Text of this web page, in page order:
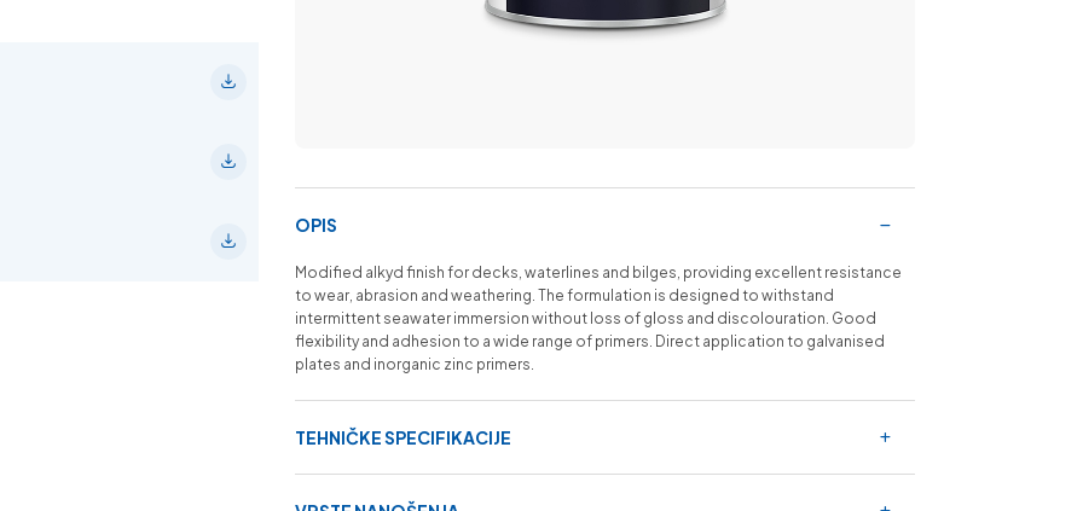
OPIS
Modified alkyd finish for decks, waterlines and bilges, providing excellent resistance
to wear, abrasion and weathering. The formulation is designed to withstand
intermittent seawater immersion without loss of gloss and discolouration. Good
flexibility and adhesion to a wide range of primers. Direct application to galvanised
plates and inorganic zinc primers.
TEHNIČKE SPECIFIKACIJE